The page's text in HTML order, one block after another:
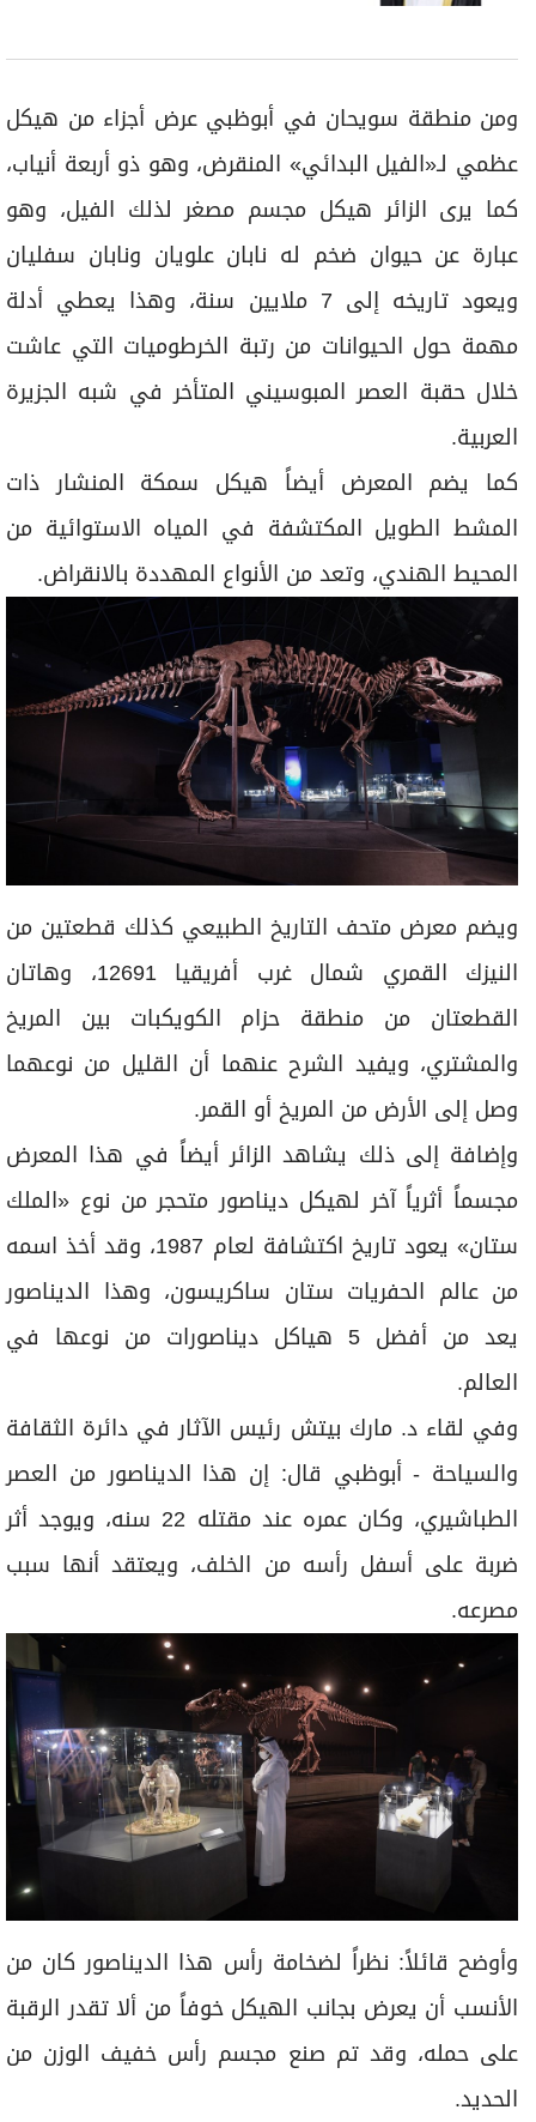
ومن منطقة سويحان في أبوظبي عرض أجزاء من هيكل
عظمي لـ«الفيل البدائي» المنقرض، وهو ذو أربعة أنياب،
كما يرى الزائر هيكل مجسم مصغر لذلك الفيل، وهو
عبارة عن حيوان ضخم له نابان علويان ونابان سفليان
ويعود تاريخه إلى 7 ملايين سنة، وهذا يعطي أدلة
مهمة حول الحيوانات من رتبة الخرطوميات التي عاشت
خلال حقبة العصر المبوسيني المتأخر في شبه الجزيرة
العربية.
كما يضم المعرض أيضاً هيكل سمكة المنشار ذات
المشط الطويل المكتشفة في المياه الاستوائية من
المحيط الهندي، وتعد من الأنواع المهددة بالانقراض.
ويضم معرض متحف التاريخ الطبيعي كذلك قطعتين من
النيزك القمري شمال غرب أفريقيا 12691، وهاتان
القطعتان من منطقة حزام الكويكبات بين المريخ
والمشتري، ويفيد الشرح عنهما أن القليل من نوعهما
وصل إلى الأرض من المريخ أو القمر.
وإضافة إلى ذلك يشاهد الزائر أيضاً في هذا المعرض
مجسماً أثرياً آخر لهيكل ديناصور متحجر من نوع «الملك
ستان» يعود تاريخ اكتشافة لعام 1987، وقد أخذ اسمه
من عالم الحفريات ستان ساكريسون، وهذا الديناصور
يعد من أفضل 5 هياكل ديناصورات من نوعها في
العالم.
وفي لقاء د. مارك بيتش رئيس الآثار في دائرة الثقافة
والسياحة - أبوظبي قال: إن هذا الديناصور من العصر
الطباشيري، وكان عمره عند مقتله 22 سنه، ويوجد أثر
ضربة على أسفل رأسه من الخلف، ويعتقد أنها سبب
مصرعه.
وأوضح قائلاً: نظراً لضخامة رأس هذا الديناصور كان من
الأنسب أن يعرض بجانب الهيكل خوفاً من ألا تقدر الرقبة
على حمله، وقد تم صنع مجسم رأس خفيف الوزن من
الحديد.